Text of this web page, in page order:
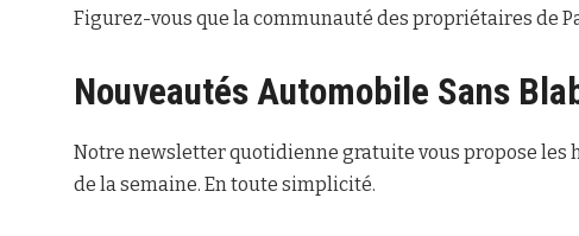
Figurez-vous que la communauté des propriétaires de
Nouveautés Automobile Sans
Notre newsletter quotidienne gratuite vous propose les
de la semaine. En toute simplicité.